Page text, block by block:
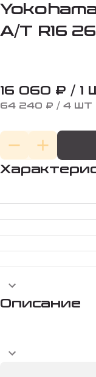
A/T R16
16 060 ₽ / 1
64 240 ₽ / 4 ШТ
Описание